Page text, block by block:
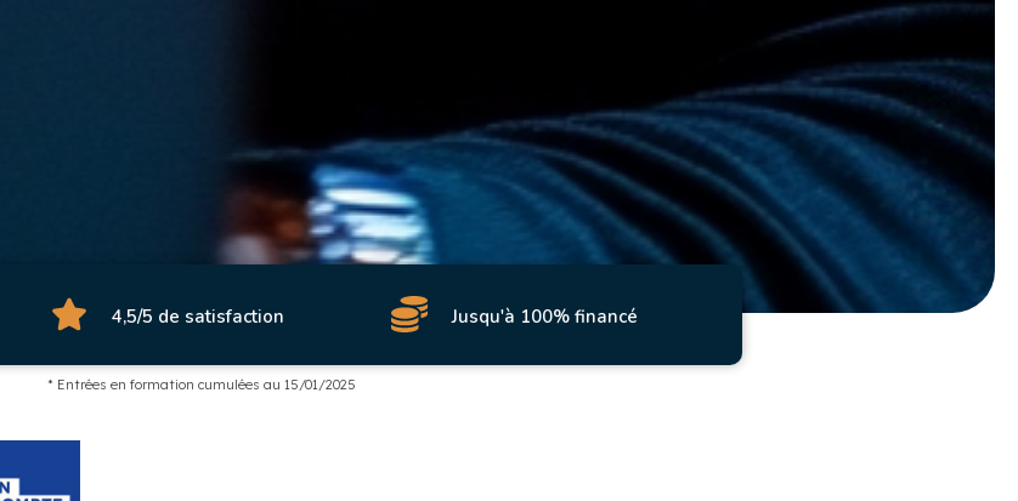
4,5/5 de satisfaction Jusqu'à 100% financé
* Entrées en formation cumulées au 15/01/2025